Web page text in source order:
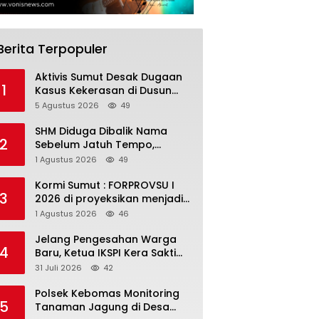
Terpopuler
1
Aktivis Sumut Desak Dugaan
Kasus Kekerasan di Dusun
Balakka, Desa Gunung
5 Agustus 2026 49
2
SHM Diduga Dibalik Nama
Sebelum Jatuh Tempo,
Warga Gresik Gugat
Somasi Kepala Desa
1 Agustus 2026 49
3
Kormi Sumut : FORPROVSU I
2026 di proyeksikan menjadi
ajang Festival Olahraga
terbanyak di Indonesia
1 Agustus 2026 46
Jelang Pengesahan Warga
Baru, Ketua IKSPI Kera Sakti
Surabaya Diimbau Perkuat
Kondusivitas
31 Juli 2026 42
Polsek Kebomas Monitoring
Tanaman Jagung di Desa